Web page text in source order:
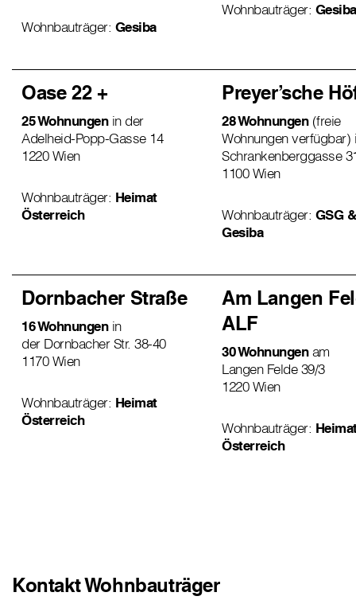
Wohnbauträger: Gesiba
Wohnbauträger: Gesiba
Oase 22 +
25 Wohnungen in der
Adelheid-Popp-Gasse 14
1220 Wien
Wohnbauträger: Heimat
Österreich
Preyer’sche
28 Wohnungen (freie
Wohnungen verfügbar)
Schrankenberggasse
1100 Wien
Wohnbauträger: GSG &
Gesiba
Dornbacher Straße
16 Wohnungen in
der Dornbacher Str. 38-40
1170 Wien
Wohnbauträger: Heimat
Österreich
Am Langen
ALF
30 Wohnungenam
Langen Felde 39/3
1220 Wien
Wohnbauträger:
Österreich
Kontakt Wohnbauträger